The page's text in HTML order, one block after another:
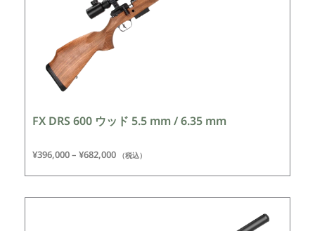
FX DRS 600 ウッド 5.5 mm / 6.35 mm
¥396,000– ¥682,000 （税込）